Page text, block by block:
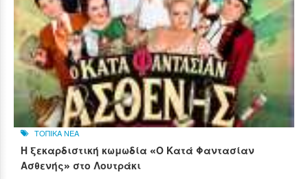
ΤΟΠΙΚΑ ΝΕΑ
Η ξεκαρδιστική κωμωδία «Ο Κατά Φαντασίαν
Ασθενής» στο Λουτράκι